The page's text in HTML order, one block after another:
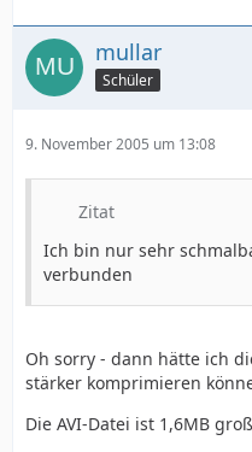
mullar
Schüler
9. November 2005 um 13:08
Zitat
Ich bin nur sehr
verbunden
Oh sorry - dann hätte ich
stärker komprimieren
Die AVI-Datei ist 1,6MB